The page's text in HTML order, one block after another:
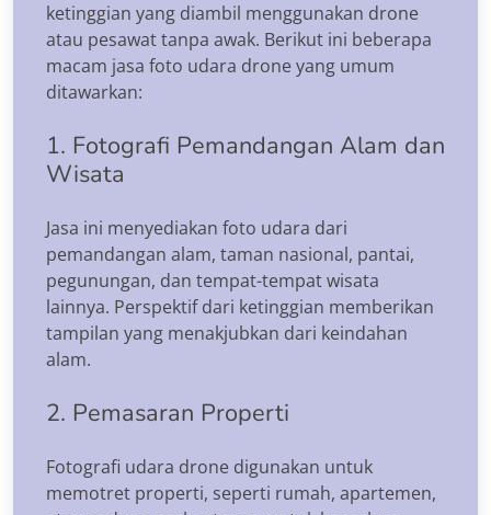
ketinggian yang diambil menggunakan drone
atau pesawat tanpa awak. Berikut ini beberapa
macam jasa foto udara drone yang umum
ditawarkan:
1. Fotografi Pemandangan Alam dan
Wisata
Jasa ini menyediakan foto udara dari
pemandangan alam, taman nasional, pantai,
pegunungan, dan tempat-tempat wisata
lainnya. Perspektif dari ketinggian memberikan
tampilan yang menakjubkan dari keindahan
alam.
2. Pemasaran Properti
Fotografi udara drone digunakan untuk
memotret properti, seperti rumah, apartemen,